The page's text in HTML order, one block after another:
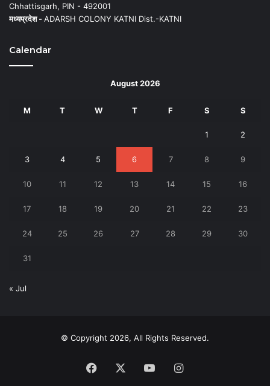
Chhattisgarh, PIN - 492001
मध्यप्रदेश -ADARSH COLONY KATNI Dist.-KATNI
Calendar
August 2026
M T W T F S S
1 2
3 4 5 6 7 8 9
10 11 12 13 14 15 16
17 18 19 20 21 22 23
24 25 26 27 28 29 30
31
« Jul
© Copyright 2026, All Rights Reserved.
Facebook YouTubeInstagram